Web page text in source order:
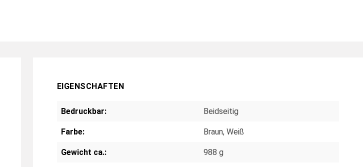
EIGENSCHAFTEN
Bedruckbar: Beidseitig
Farbe: Braun, Weiß
Gewicht ca.: 988 g